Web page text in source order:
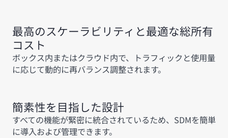
最高のスケーラビリティと最適な総所有
コスト
ボックス内またはクラウド内で、トラフィックと使用量
に応じて動的に再バランス調整されます。
簡素性を目指した設計
すべての機能が緊密に統合されているため、SDMを簡単
に導入および管理できます。